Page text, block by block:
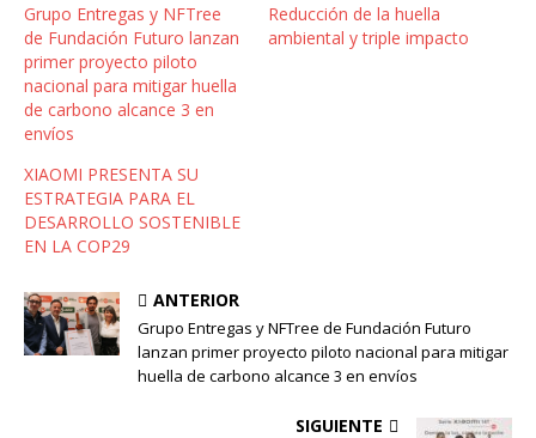
Grupo Entregas y NFTree
de Fundación Futuro lanzan
primer proyecto piloto
nacional para mitigar huella
de carbono alcance 3 en
envíos
Reducción de la huella
ambiental y triple impacto
XIAOMI PRESENTA SU
ESTRATEGIA PARA EL
DESARROLLO SOSTENIBLE
EN LA COP29
ANTERIOR
Grupo Entregas y NFTree de Fundación Futuro
lanzan primer proyecto piloto nacional para mitigar
huella de carbono alcance 3 en envíos
SIGUIENTE